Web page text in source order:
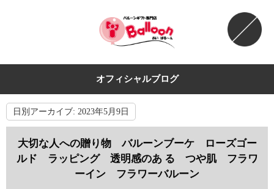
オフィシャルブログ
日別アーカイブ: 2023年5月9日
大切な人への贈り物 バルーンブーケ ローズゴー
ルド ラッピング 透明感のあ る つや肌 フラワ
ーイン フラワーバルーン